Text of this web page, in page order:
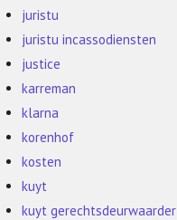
juristu
juristu incassodiensten
justice
karreman
klarna
korenhof
kosten
kuyt
kuyt gerechtsdeurwaarder